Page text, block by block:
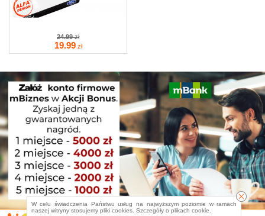
24.99 zł
19.99 zł
W celu świadczenia Państwu usług na najwyższym poziomie w ramach
naszej witryny stosujemy pliki cookies. Szczegóły o plikach cookie